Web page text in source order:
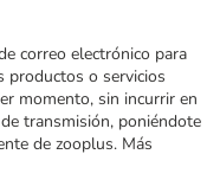
correo electrónico para
productos o servicios
momento, sin incurrir en
transmisión, poniéndote
de zooplus. Más